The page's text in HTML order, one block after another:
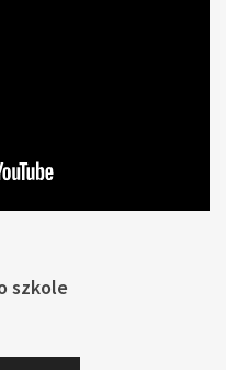
szkole